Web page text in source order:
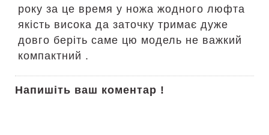
року за це время у ножа жодного люфта
якість висока да заточку тримає дуже
довго беріть саме цю модель не важкий
компактний .
Напишіть ваш коментар !